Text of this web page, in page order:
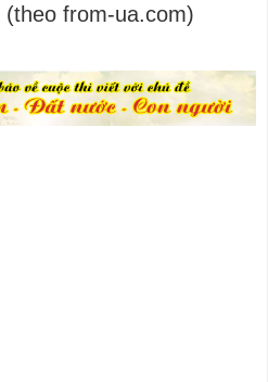
(theo from-ua.com)